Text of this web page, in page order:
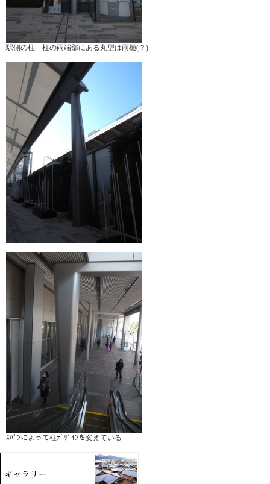
駅側の柱 柱の両端部にある丸型は雨樋(？)
ｽﾊﾟﾝによって柱ﾃﾞｻﾞｲﾝを変えている